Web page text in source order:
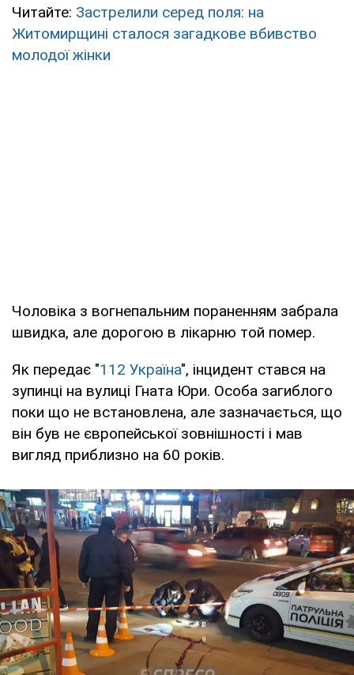
Читайте: Застрелили серед поля: на
Житомирщині сталося загадкове вбивство
молодої жінки
Чоловіка з вогнепальним пораненням забрала
швидка, але дорогою в лікарню той помер.
Як передає "112 Україна", інцидент стався на
зупинці на вулиці Гната Юри. Особа загиблого
поки що не встановлена, але зазначається, що
він був не європейської зовнішності і мав
вигляд приблизно на 60 років.